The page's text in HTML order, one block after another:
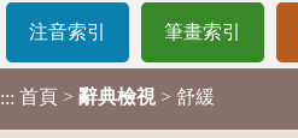
注音索引 筆畫索引
::: 首頁 > 辭典檢視 > 舒緩